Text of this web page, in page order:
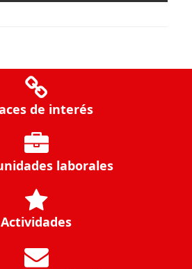
de interés
laborales
Actividades